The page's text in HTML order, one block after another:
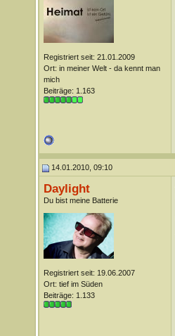
Registriert seit: 21.01.2009
Ort: in meiner Welt - da kennt man
mich
Beiträge: 1.163
14.01.2010, 09:10
Daylight
Du bist meine Batterie
Registriert seit: 19.06.2007
Ort: tief im Süden
Beiträge: 1.133